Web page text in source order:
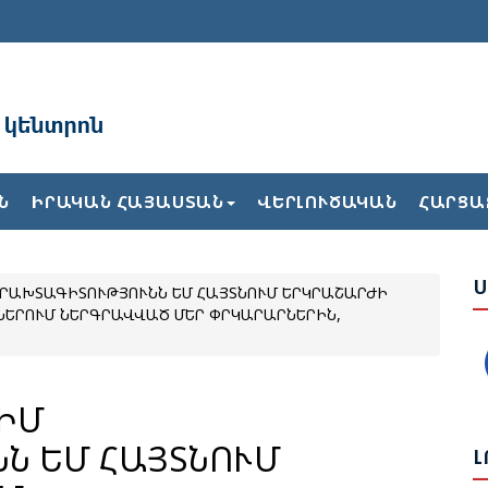
ԻՐԱԿԱՆ ՀԱՅԱՍՏԱՆ ՎԵՐԼՈՒԾԱԿԱՆ
ԵՄ ՀԱՅՏՆՈՒՄ ԵՐԿՐԱՇԱՐԺԻ
ՆԵՐԳՐԱՎՎԱԾ ՄԵՐ ՓՐԿԱՐԱՐՆԵՐԻՆ,
ԵՄ ՀԱՅՏՆՈՒՄ